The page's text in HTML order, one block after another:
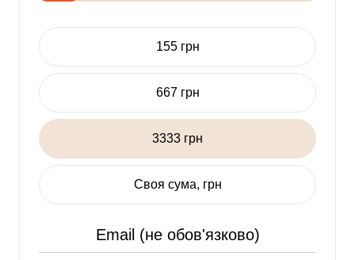
155 грн
667 грн
3333 грн
Своя сума, грн